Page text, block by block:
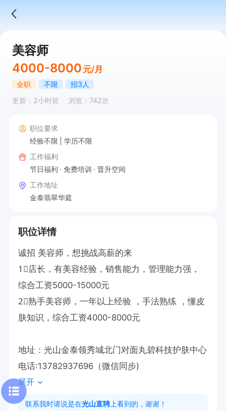
美容师
4000-8000 元/月
全职 不限
招3人
更新：2小时前
浏览：742次
职位要求
经验不限
学历不限
工作福利
节日福利
免费培训
晋升空间
工作地址
金泰翡翠华庭
职位详情
诚招 美容师，想挑战高薪的来
1⃣️店长，有美容经验，销售能力，管理能力强，
综合工资5000-15000元
2⃣️熟手美容师，一年以上经验 ，手法熟练 ，懂皮
肤知识，综合工资4000-8000元
地址：光山金泰领秀城北门对面丸碧科技护肤中心
电话:13782937696（微信同步)
展开
联系我时请说是在光山直聘 上看到的，谢谢！